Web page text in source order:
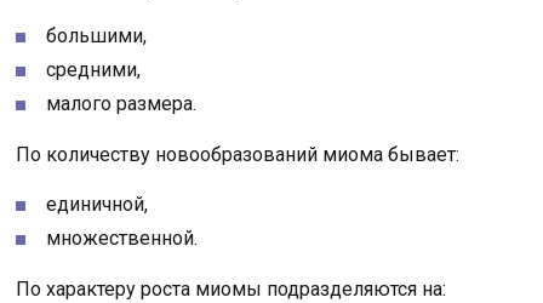
большими,
средними,
малого размера.
По количеству новообразований миома бывает:
единичной,
множественной.
По характеру роста миомы подразделяются на: